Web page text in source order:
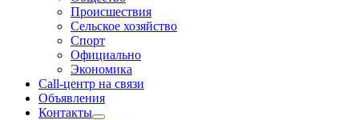
Происшествия
Сельское хозяйство
Спорт
Официально
Экономика
Call-центр на связи
Объявления
Контакты